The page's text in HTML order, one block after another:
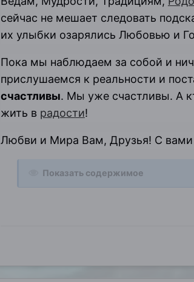
сейчас не мешает следовать
их улыбки озарялись Любовью и
Пока мы наблюдаем за собой и
прислушаемся к реальности и
счастливы. Мы уже счастливы. А
жить в радости!
Любви и Мира Вам, Друзья! С
Показать содержимое